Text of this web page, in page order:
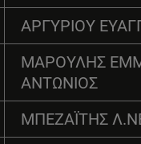
ΑΡΓΥΡΙΟΥ
ΜΑΡΟΥΛΗΣ
ΑΝΤΩΝΙΟΣ
ΜΠΕΖΑΪΤΗΣ